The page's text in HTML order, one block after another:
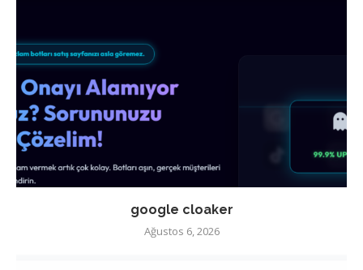
google cloaker
Ağustos 6, 2026